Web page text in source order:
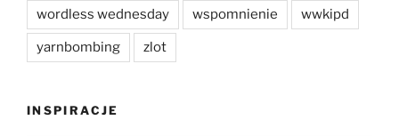
wordless wednesday wspomnienie wwkipd
yarnbombing zlot
INSPIRACJE